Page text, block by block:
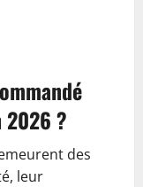
2026 ?
des
leur